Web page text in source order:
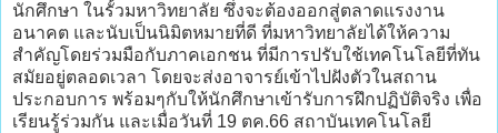
นักศึกษา ในรั้วมหาวิทยาลัย ซึ่งจะต้องออกสู่ตลาดแรงงาน
อนาคต และนับเป็นนิมิตหมายที่ดี ที่มหาวิทยาลัยได้ให้ความ
สำคัญโดยร่วมมือกับภาคเอกชน ที่มีการปรับใช้เทคโนโลยีที่ทัน
สมัยอยู่ตลอดเวลา โดยจะส่งอาจารย์เข้าไปฝังตัวในสถาน
ประกอบการ พร้อมๆกับให้นักศึกษาเข้ารับการฝึกปฏิบัติจริง เพื่อ
เรียนรู้ร่วมกัน และเมื่อวันที่ 19 ตค.66 สถาบันเทคโนโลยี